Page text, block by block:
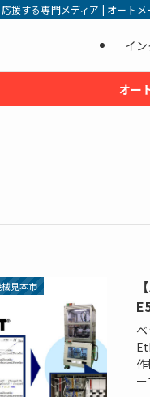
援する専門メディア | オート
イ
オー
見本市